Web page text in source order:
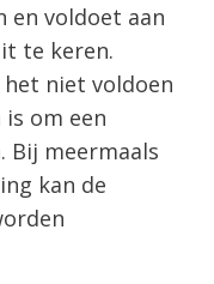
en voldoet aan
te keren.
niet voldoen
om een
meermaals
kan de